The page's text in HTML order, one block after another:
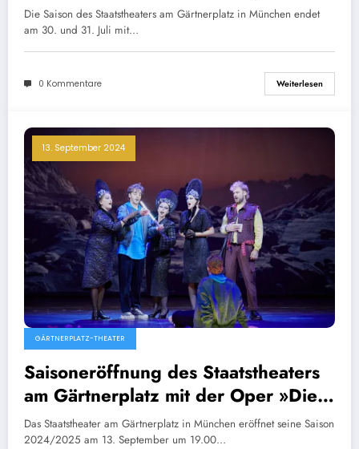
Die Saison des Staatstheaters am Gärtnerplatz in München endet
am 30. und 31. Juli mit…
0 Kommentare Weiterlesen
13. September 2024
GÄRTNERPLATZ-THEATER
Saisoneröffnung des Staatstheaters
am Gärtnerplatz mit der Oper »Die
Zauberflöte«
Das Staatstheater am Gärtnerplatz in München eröffnet seine Saison
2024/2025 am 13. September um 19.00…